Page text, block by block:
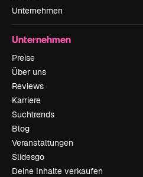
Unternehmen
Unternehmen
Preise
Über uns
Reviews
Karriere
Suchtrends
Blog
Veranstaltungen
Slidesgo
Deine Inhalte verkaufen